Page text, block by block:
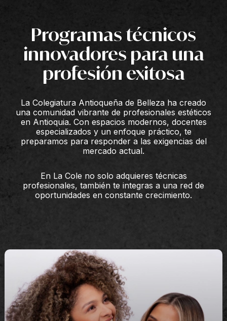
Programas técnicos
innovadores para una
profesión exitosa
La Colegiatura Antioqueña de Belleza ha creado
una comunidad vibrante de profesionales estéticos
en Antioquia. Con espacios modernos, docentes
especializados y un enfoque práctico, te
preparamos para responder a las exigencias del
mercado actual.
En La Cole no solo adquieres técnicas
profesionales, también te integras a una red de
oportunidades en constante crecimiento.